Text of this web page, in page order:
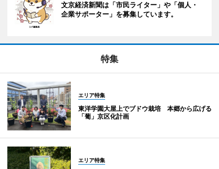
文京経済新聞は「市民ライター」や「個人・
企業サポーター」を募集しています。
特集
エリア特集
東洋学園大屋上でブドウ栽培 本郷から広げる
「葡」京区化計画
エリア特集